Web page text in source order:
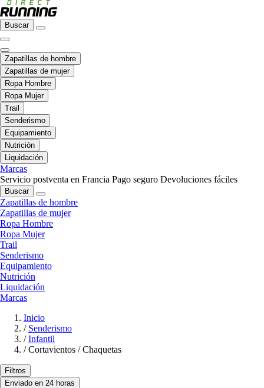
Buscar
Zapatillas de hombre
Zapatillas de mujer
Ropa Hombre
Ropa Mujer
Trail
Senderismo
Equipamiento
Nutrición
Liquidación
Marcas
Servicio postventa en Francia Pago seguro Devoluciones fáciles
Buscar
Zapatillas de hombre
Zapatillas de mujer
Ropa Hombre
Ropa Mujer
Trail
Senderismo
Equipamiento
Nutrición
Liquidación
Marcas
Inicio
/ Senderismo
/ Infantil
/ Cortavientos / Chaquetas
Filtros
Enviado en 24 horas